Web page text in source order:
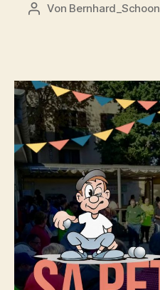
Beitragsautor
Von Bernhard_Schoon